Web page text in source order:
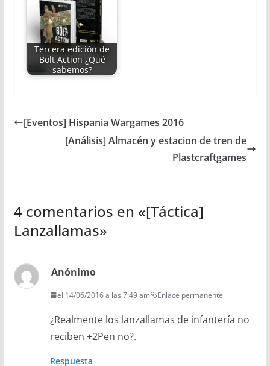
Tercera edición de
Bolt Action ¿Qué
sabemos?
[Eventos] Hispania Wargames 2016
[Análisis] Almacén y estacion de tren de
Plastcraftgames
4 comentarios en «[Táctica]
Lanzallamas»
Anónimo
el 14/06/2016 a las 7:49 am Enlace permanente
¿Realmente los lanzallamas de infantería no
reciben +2Pen no?.
Respuesta